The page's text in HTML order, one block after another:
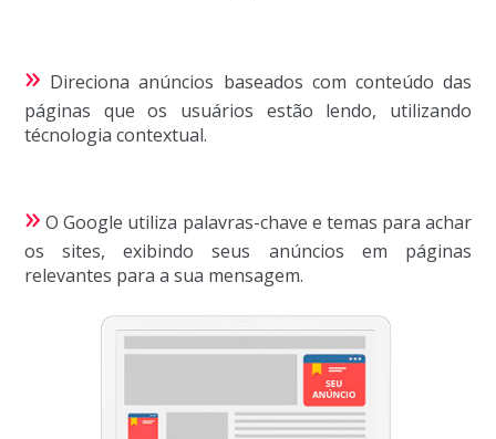
» Direciona anúncios baseados com conteúdo das
páginas que os usuários estão lendo, utilizando
técnologia contextual.
» O Google utiliza palavras-chave e temas para achar
os sites, exibindo seus anúncios em páginas
relevantes para a sua mensagem.